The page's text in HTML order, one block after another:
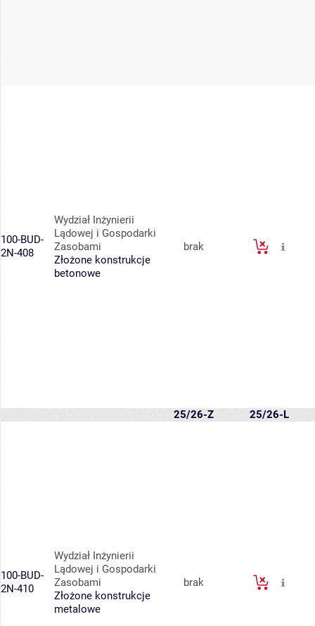
100-BUD-
2N-408
Wydział Inżynierii
Lądowej i Gospodarki
Zasobami
Złożone konstrukcje
betonowe
brak
25/26-Z 25/26-L
100-BUD-
2N-410
Wydział Inżynierii
Lądowej i Gospodarki
Zasobami
Złożone konstrukcje
metalowe
brak